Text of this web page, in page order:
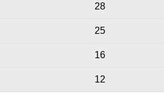
28
25
16
12